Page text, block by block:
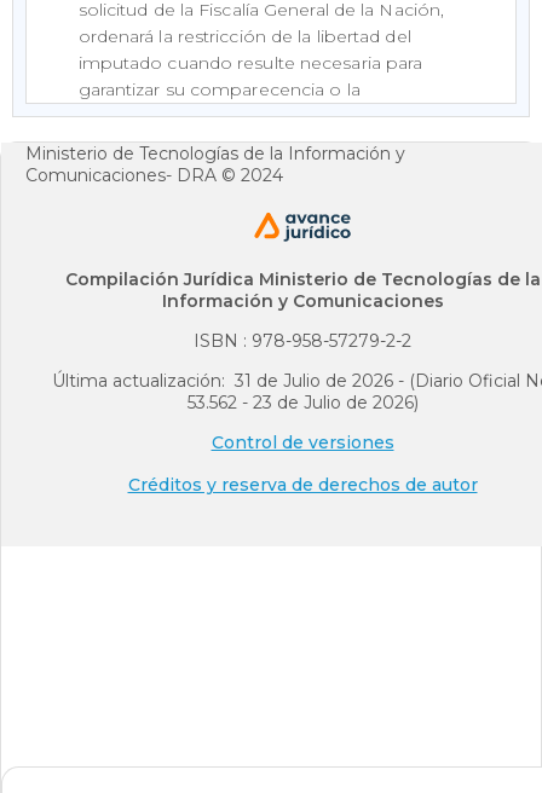
solicitud de la Fiscalía General de la Nación,
ordenará la restricción de la libertad del
imputado cuando resulte necesaria para
garantizar su comparecencia o la
preservación de la prueba o la protección de
la comunidad, en especial, de las víctimas.
Igualmente, por petición de cualquiera de
código, dispondrá la modificación o
revocación de la medida restrictiva si las
circunstancias hubieren variado y la
convirtieren en irrazonable o
<Inciso CONDICIONALMENTE exequible>
En todos los casos se solicitará el control de
en el menor tiempo posible, sin superar las
treinta y seis (36) horas siguientes.
Compilación Jurídica Ministerio de Tecnologías de la
Información y Comunicaciones
ISBN : 978-958-57279-2-2
Última actualización: 31 de Julio de 2026 - (Diario Oficial
53.562 - 23 de Julio de 2026)
Control de versiones
Créditos y reserva de derechos de autor
Ministerio de Tecnologías de la Información y
Comunicaciones- DRA © 2024